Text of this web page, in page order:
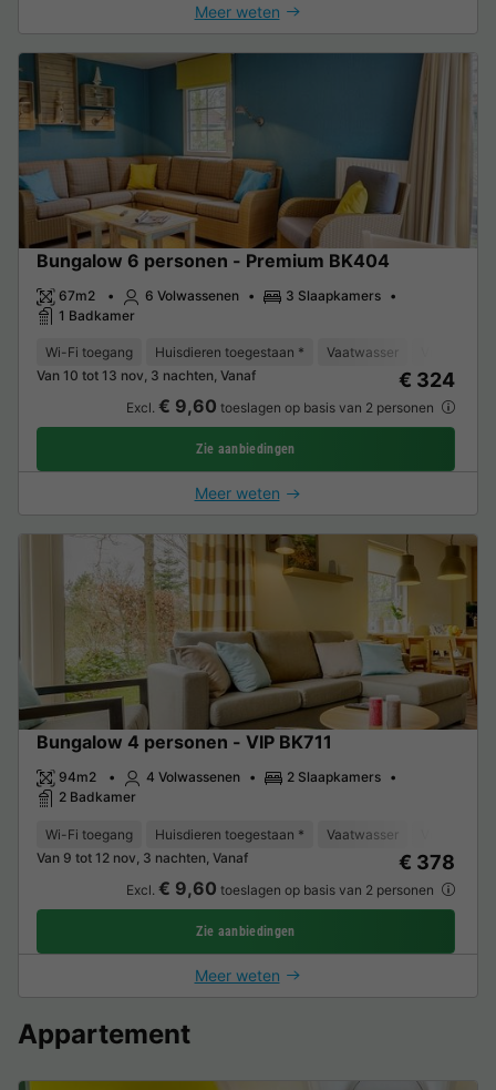
Meer weten
Bungalow 6 personen - Premium BK404
67m2 6 Volwassenen
3 Slaapkamers
1 Badkamer
Wi-Fi toegang Huisdieren toegestaan * Vaatwasser
Van 10 tot 13 nov, 3 nachten, Vanaf
€ 324
Excl. € 9,60 toeslagen op basis van 2 personen
Zie aanbiedingen
Meer weten
Bungalow 4 personen - VIP BK711
94m2 4 Volwassenen
2 Slaapkamers
2 Badkamer
Wi-Fi toegang Huisdieren toegestaan * Vaatwasser
Van 9 tot 12 nov, 3 nachten, Vanaf
€ 378
Excl. € 9,60 toeslagen op basis van 2 personen
Zie aanbiedingen
Meer weten
Appartement